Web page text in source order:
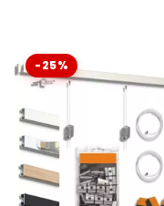
-25%